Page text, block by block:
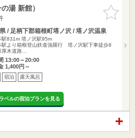
お気に入
りに追加
湯 新館）
/ 足柄下郡箱根町塔ノ沢 / 塔ノ沢温泉
駅831m 塔ノ沢駅95m
駅より箱根登山鉄道強羅行 塔ノ沢駅下車徒歩8
厚木道路…
13:00～20:00
1,400円～
宿泊 露天風呂
ベルの宿泊プランを見る